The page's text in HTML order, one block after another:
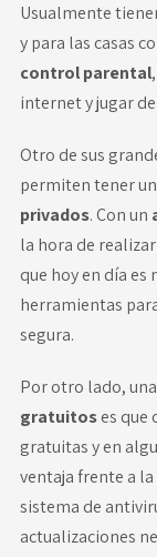
Usualmente
y para las casas
control parental
internet y jugar
Otro de sus
permiten tener un
privados. Con un
la hora de realizar
que hoy en día
herramientas
segura.
Por otro lado,
gratuitoses que
gratuitas y en
ventaja frente a
sistema de
actualizaciones